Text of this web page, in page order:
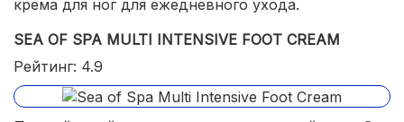
крема для ног для ежедневного ухода.
SEA OF SPA MULTI INTENSIVE FOOT CREAM
Рейтинг: 4.9